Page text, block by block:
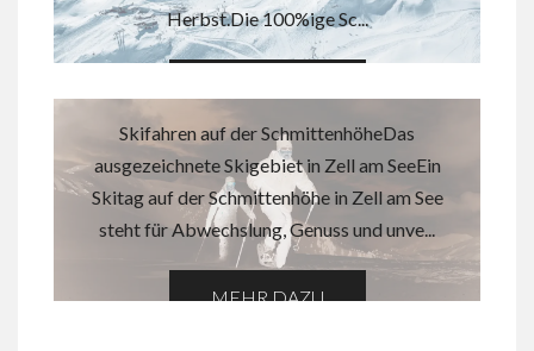
Herbst.Die 100%ige Sc...
Skifahren auf der SchmittenhöheDas
ausgezeichnete Skigebiet in Zell am SeeEin
Skitag auf der Schmittenhöhe in Zell am See
steht für Abwechslung, Genuss und unve...
MEHR DAZU